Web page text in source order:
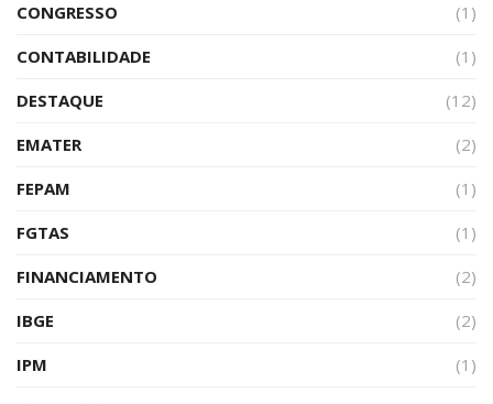
CONGRESSO
(1)
CONTABILIDADE
(1)
DESTAQUE
(12)
EMATER
(2)
FEPAM
(1)
FGTAS
(1)
FINANCIAMENTO
(2)
IBGE
(2)
IPM
(1)